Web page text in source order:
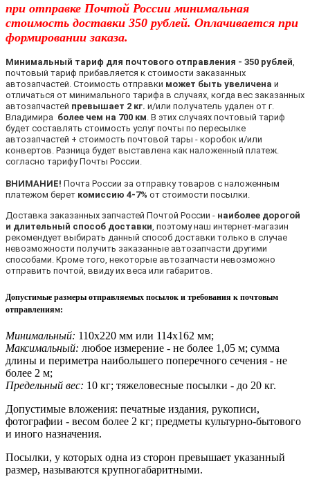
при отправке Почтой России минимальная
стоимость доставки 350 рублей. Оплачивается при
формировании заказа.
Минимальный тариф для почтового отправления - 350 рублей
почтовый тариф прибавляется к стоимости заказанных
автозапчастей. Стоимость отправки может быть увеличена и
отличаться от минимального тарифа в случаях, когда вес заказанных
автозапчастей превышает 2 кг. и/или получатель удален от г.
Владимира более чем на 700 км . В этих случаях почтовый тариф
будет составлять стоимость услуг почты по пересылке
автозапчастей + стоимость почтовой тары - коробок и/или
конвертов. Разница будет выставлена как наложенный платеж.
согласно тарифу Почты России.
ВНИМАНИЕ! Почта России за отправку товаров с наложенным
платежом берет комиссию 4-7% от стоимости посылки.
Доставка заказанных запчастей Почтой России - наиболее дорогой
и длительный способ доставки , поэтому наш интернет-магазин
рекомендует выбирать данный способ доставки только в случае
невозможности получить заказанные автозапчасти другими
способами. Кроме того, некоторые автозапчасти невозможно
отправить почтой, ввиду их веса или габаритов.
Допустимые размеры отправляемых посылок и требования к почтовым
отправлениям:
Минимальный: 110х220 мм или 114х162 мм;
Максимальный: любое измерение - не более 1,05 м; сумма
длины и периметра наибольшего поперечного сечения - не
более 2 м;
Предельный вес: 10 кг; тяжеловесные посылки - до 20 кг.
Допустимые вложения: печатные издания, рукописи,
фотографии - весом более 2 кг; предметы культурно-бытового
и иного назначения.
Посылки, у которых одна из сторон превышает указанный
размер, называются крупногабаритными.